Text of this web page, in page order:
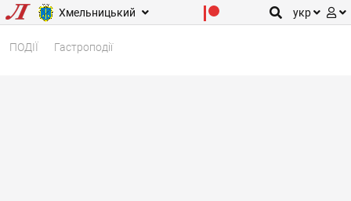
Хмельницький укр
ПОДІЇ Гастроподії